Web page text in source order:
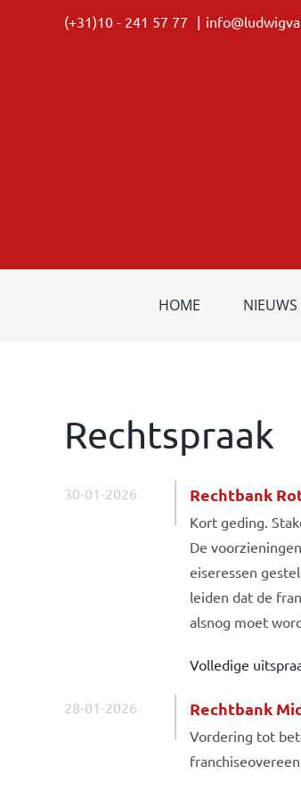
(+31)10 - 241 57 77 |
HOME NIEUWS
Rechtspraak
30-01-2026 Rechtbank
Kort geding.
De
eiseressen
leiden dat de
alsnog moet
Volledige
28-01-2026 Rechtbank
Vordering tot